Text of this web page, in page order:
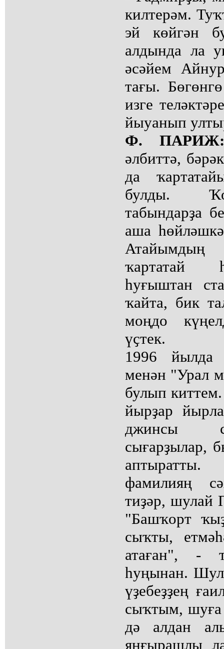
килтерәм.
эй көйгән
алдында ла
әсәйем
тағы.
изге
йыуанып
Ф.
әлбиттә,
да
булды.
табындарҙа
аша
Атайымдың
ҡартатай
һуғыштан
ҡайта, бик
моңдо
үҫтек.
1996 йылда
менән "Урал
булып
йырҙар
джинсы
сығарҙылар,
аптыратты.
фамилияң
тиҙәр, шулай
"Башҡорт
сыҡты,
атаған", -
һуңынан.
үҙебеҙҙең
сыҡтым, шуға
дә алдан
яңғырашлы